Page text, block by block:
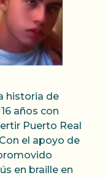
historia de
años con
Puerto Real
el apoyo de
en braille en